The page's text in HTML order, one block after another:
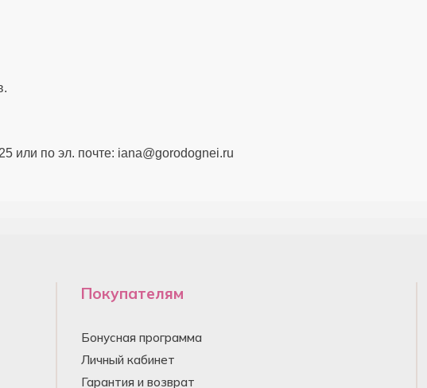
или по эл. почте: iana@gorodognei.ru
Покупателям
Бонусная программа
Личный кабинет
Гарантия и возврат